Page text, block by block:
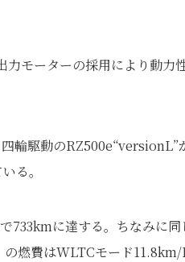
モーターの採用により動力
輪駆動のRZ500e“versionL”
る。
733kmに達する。ちなみに同
燃費はWLTCモード